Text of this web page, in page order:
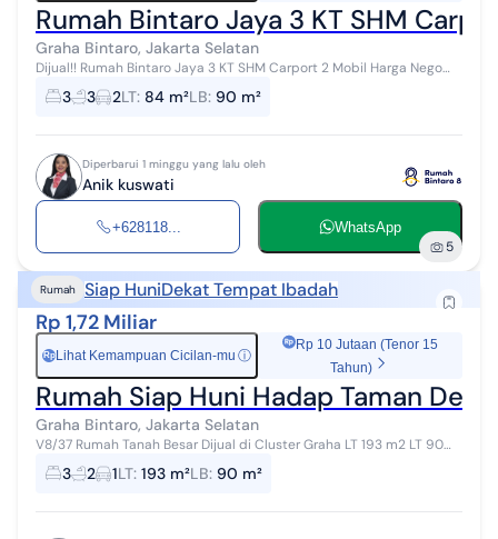
Rumah Bintaro Jaya 3 KT SHM
Graha Bintaro, Jakarta Selatan
Dijual!! Rumah Bintaro Jaya 3 KT SHM Carport 2 Mobil Harga Nego
Modern 2 Lantai Area Premium Bintaro Jaya, Dekat Tol Perigi 1380FN
Hunian modern 2...
3 3 2LT: 84 m²LB: 90 m²
Diperbarui 1 minggu yang lalu oleh
Anik kuswati
+628118... WhatsApp
5
Rumah Siap HuniDekat Tempat Ibadah
Rp 1,72 Miliar
Rp Lihat Kemampuan Cicilan-mu ⓘ
Rp 10 Jutaan (Tenor 15
Tahun)
Rumah Siap Huni Hadap Taman
Graha Bintaro, Jakarta Selatan
V8/37 Rumah Tanah Besar Dijual di Cluster Graha LT 193 m2 LT 90
m2 KT 3 KM 2 SHM Listrik 3500 Hadap Barat Carport 1 mobil Harga
Rp.1.72 M Nego ...
3 2 1LT: 193 m²LB: 90 m²